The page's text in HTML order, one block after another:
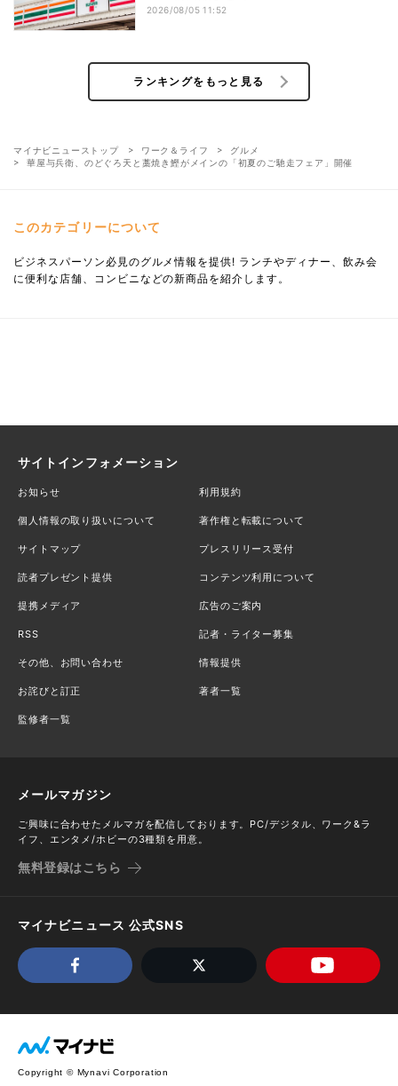
2026/08/05 11:52
ランキングをもっと見る
マイナビニューストップ ワーク＆ライフ
グルメ
華屋与兵衛、のどぐろ天と藁焼き鰹がメインの「初夏のご馳走フェア」開催
このカテゴリーについて
ビジネスパーソン必見のグルメ情報を提供! ランチやディナー、飲み会
に便利な店舗、コンビニなどの新商品を紹介します。
サイトインフォメーション
お知らせ 利用規約
個人情報の取り扱いについて 著作権と転載について
サイトマップ プレスリリース受付
読者プレゼント提供 コンテンツ利用について
提携メディア 広告のご案内
RSS 記者・ライター募集
その他、お問い合わせ 情報提供
お詫びと訂正 著者一覧
監修者一覧
メールマガジン
ご興味に合わせたメルマガを配信しております。PC/デジタル、ワーク&ラ
イフ、エンタメ/ホビーの3種類を用意。
無料登録はこちら
マイナビニュース 公式SNS
Copyright © Mynavi Corporation